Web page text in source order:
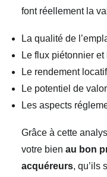
font réellement la
La qualité de
Le flux piétonnier et
Le rendement
Le potentiel de
Les aspects
Grâce à cette
votre bien au bon
acquéreurs, qu’ils